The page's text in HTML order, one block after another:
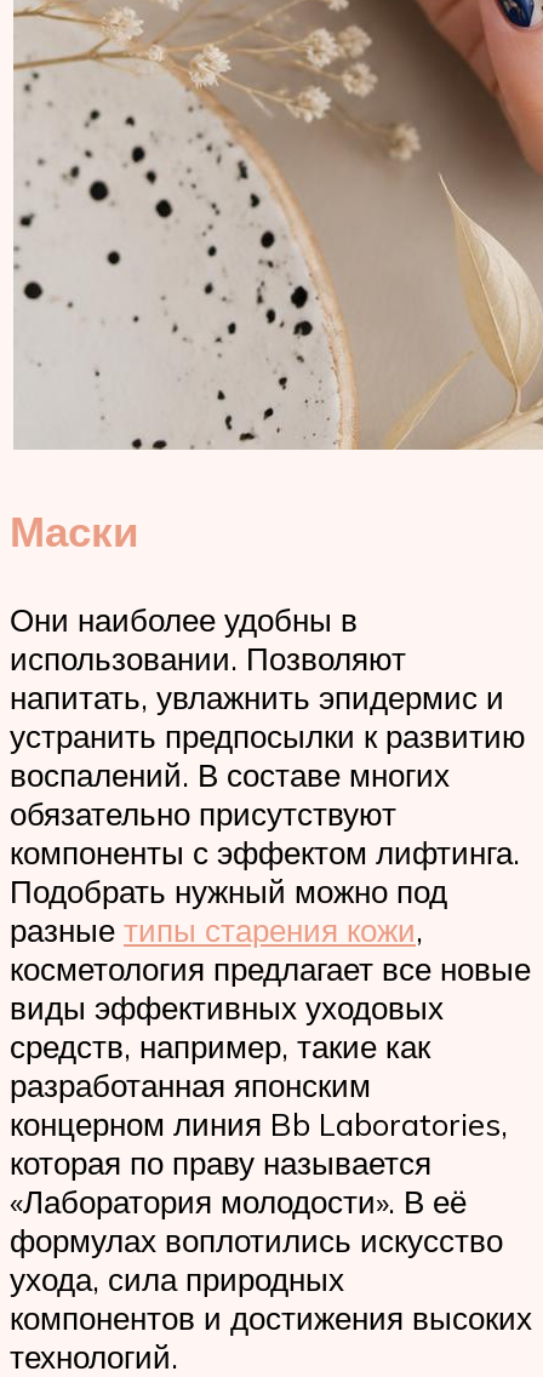
Маски
Они наиболее удобны в
использовании. Позволяют
напитать, увлажнить эпидермис и
устранить предпосылки к развитию
воспалений. В составе многих
обязательно присутствуют
компоненты с эффектом лифтинга.
Подобрать нужный можно под
разные типы старения кожи,
косметология предлагает все новые
виды эффективных уходовых
средств, например, такие как
разработанная японским
концерном линия Bb Laboratories,
которая по праву называется
«Лаборатория молодости». В её
формулах воплотились искусство
ухода, сила природных
компонентов и достижения высоких
технологий.